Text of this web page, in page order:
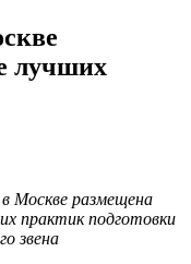
лучших
Москве размещена
практик подготовки
звена